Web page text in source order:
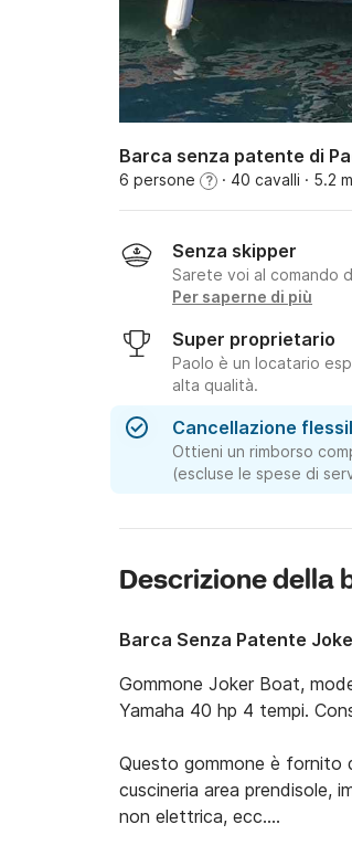
Barca senza patente di
6 persone ? · 40 cavalli · 5.2
Senza skipper
Sarete voi al comando
Per saperne di più
Super proprietario
Paolo è un locatario
alta qualità.
Cancellazione
Ottieni un rimborso
(escluse le spese di
Descrizione della
Barca Senza Patente
Gommone Joker Boat,
Yamaha 40 hp 4 tempi.
Questo gommone è fornito
cuscineria area prendisole,
non elettrica, ecc.